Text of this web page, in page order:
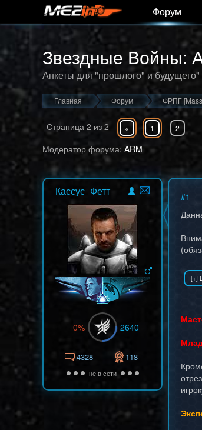
Форум
Звездные Войны:
Анкеты для "прошлого" и
Главная Форум ФРПГ
Страница 2 из 2 « 1 2
Модератор форума: ARM
Кассус_Фетт
0% 2640
4328 118
не в сети
#1